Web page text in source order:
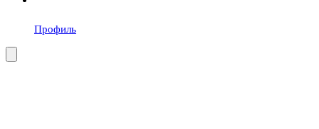
Профиль